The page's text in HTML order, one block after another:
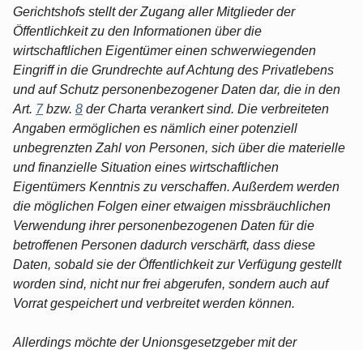
Gerichtshofs stellt der Zugang aller Mitglieder der
Öffentlichkeit zu den Informationen über die
wirtschaftlichen Eigentümer einen schwerwiegenden
Eingriff in die Grundrechte auf Achtung des Privatlebens
und auf Schutz personenbezogener Daten dar, die in den
Art. 7bzw. 8 der Charta verankert sind. Die verbreiteten
Angaben ermöglichen es nämlich einer potenziell
unbegrenzten Zahl von Personen, sich über die materielle
und finanzielle Situation eines wirtschaftlichen
Eigentümers Kenntnis zu verschaffen. Außerdem werden
die möglichen Folgen einer etwaigen missbräuchlichen
Verwendung ihrer personenbezogenen Daten für die
betroffenen Personen dadurch verschärft, dass diese
Daten, sobald sie der Öffentlichkeit zur Verfügung gestellt
worden sind, nicht nur frei abgerufen, sondern auch auf
Vorrat gespeichert und verbreitet werden können.
Allerdings möchte der Unionsgesetzgeber mit der